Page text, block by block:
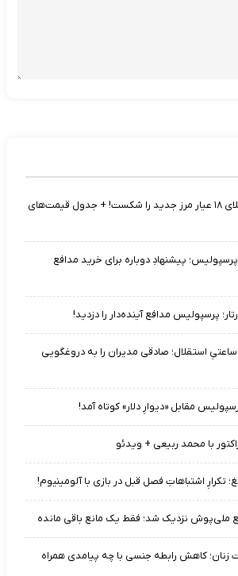
قیمت طلا و سکه؛ طلای ۱۸ عیار مرز جدید را شکست! + جدول قیمت‌های
پیشنهادِ دوباره برای خرید مدافع
پرسپولیس مدافع آینده‌دار را دزدید!
استقلال؛ صادقی مدیران را به دروغگویی
مقابل «دیوارِ دلار» کوتاه آمد!
با محمد ربیعی + ویدئو
تکرارِ اشتباهاتِ فصل قبل در بازی با آلومینیوم!
ملی‌پوش نزدیک شد؛ فقط یک مانع باقی مانده
زنان؛ کاهش رابطه جنسی با چه پیامدی همراه